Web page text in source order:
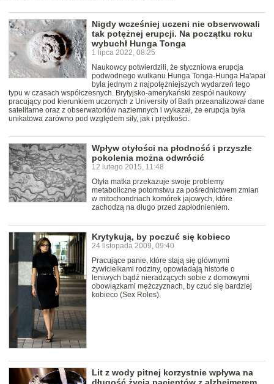
Nigdy wcześniej uczeni nie obserwowali
tak potężnej erupcji. Na początku roku
wybuchł Hunga Tonga
1 lipca 2022, 08:25
Naukowcy potwierdzili, że styczniowa erupcja
podwodnego wulkanu Hunga Tonga-Hunga Ha'apai
była jednym z najpotężniejszych wydarzeń tego
typu w czasach współczesnych. Brytyjsko-amerykański zespół naukowy
pracujący pod kierunkiem uczonych z University of Bath przeanalizował dane
satelitarne oraz z obserwatoriów naziemnych i wykazał, że erupcja była
unikatowa zarówno pod względem siły, jak i prędkości.
Wpływ otyłości na płodność i przyszłe
pokolenia można odwrócić
12 lutego 2015, 11:48
Otyła matka przekazuje swoje problemy
metaboliczne potomstwu za pośrednictwem zmian
w mitochondriach komórek jajowych, które
zachodzą na długo przed zapłodnieniem.
Krytykują, by poczuć się kobieco
24 listopada 2009, 09:40
Pracujące panie, które stają się głównymi
żywicielkami rodziny, opowiadają historie o
leniwych bądź nieradzących sobie z domowymi
obowiązkami mężczyznach, by czuć się bardziej
kobieco (Sex Roles).
Lit z wody pitnej korzystnie wpływa na